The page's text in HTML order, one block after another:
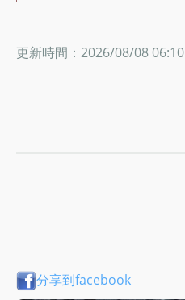
更新時間：2026/08/08 06:10
分享到facebook